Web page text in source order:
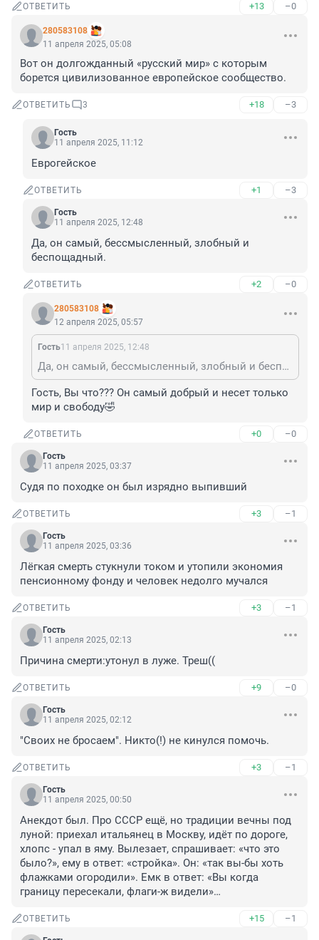
ОТВЕТИТЬ +13 –0
280583108
11 апреля 2025, 05:08
Вот он долгожданный «русский мир» с которым
борется цивилизованное европейское сообщество.
ОТВЕТИТЬ 3 +18 –3
Гость
11 апреля 2025, 11:12
Еврогейское
ОТВЕТИТЬ +1 –3
Гость
11 апреля 2025, 12:48
Да, он самый, бессмысленный, злобный и
беспощадный.
ОТВЕТИТЬ +2 –0
280583108
12 апреля 2025, 05:57
Гость11 апреля 2025, 12:48
Да, он самый, бессмысленный, злобный и беспощадный.
Гость, Вы что??? Он самый добрый и несет только
мир и свободу🤣
ОТВЕТИТЬ +0 –0
Гость
11 апреля 2025, 03:37
Судя по походке он был изрядно выпивший
ОТВЕТИТЬ +3 –1
Гость
11 апреля 2025, 03:36
Лёгкая смерть стукнули током и утопили экономия
пенсионному фонду и человек недолго мучался
ОТВЕТИТЬ +3 –1
Гость
11 апреля 2025, 02:13
Причина смерти:утонул в луже. Треш((
ОТВЕТИТЬ +9 –0
Гость
11 апреля 2025, 02:12
"Своих не бросаем". Никто(!) не кинулся помочь.
ОТВЕТИТЬ +3 –1
Гость
11 апреля 2025, 00:50
Анекдот был. Про СССР ещё, но традиции вечны под
луной: приехал итальянец в Москву, идёт по дороге,
хлопс - упал в яму. Вылезает, спрашивает: «что это
было?», ему в ответ: «стройка». Он: «так вы-бы хоть
флажками огородили». Емк в ответ: «Вы когда
границу пересекали, флаги-ж видели»…
ОТВЕТИТЬ +15 –1